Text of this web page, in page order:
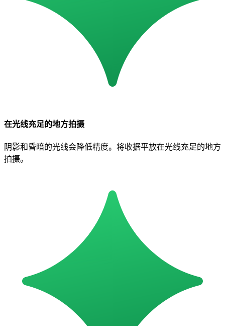
在光线充足的地方拍摄
阴影和昏暗的光线会降低精度。将收据平放在光线充足的地方
拍摄。